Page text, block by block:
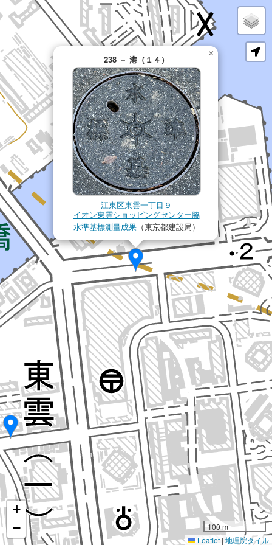
238 － 港（１４）
江東区東雲一丁目９
イオン東雲ショッピングセンター脇
水準基標測量成果（東京都建設局）
×
+
−
100 m
Leaflet | 地理院タイル